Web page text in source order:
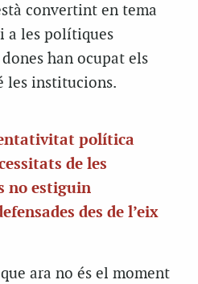
convertint en tema
a les polítiques
han ocupat els
les institucions.
política
de les
no estiguin
des de l’eix
ara no és el moment